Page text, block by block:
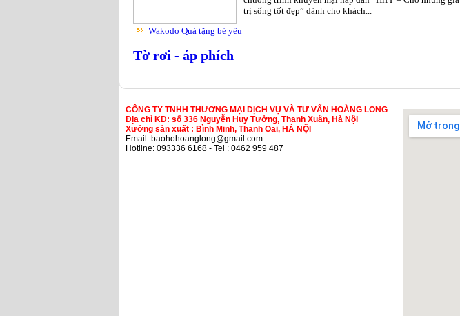
trị sống tốt đẹp” dành cho khách...
Wakodo Quà tặng bé yêu
Tờ rơi - áp phích
CÔNG TY TNHH THƯƠNG MẠI DỊCH VỤ VÀ TƯ VẤN HOÀNG LONG
Địa chỉ KD: số 336 Nguyễn Huy Tưởng, Thanh Xuân, Hà Nội
Xưởng sản xuất : Bình Minh, Thanh Oai, HÀ NỘI
Email: baohohoanglong@gmail.com
Hotline: 093336 6168 - Tel : 0462 959 487